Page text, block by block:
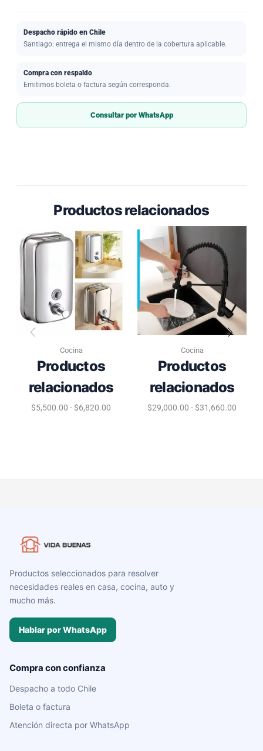
Despacho rápido en Chile
Santiago: entrega el mismo día dentro de la cobertura aplicable.
Compra con respaldo
Emitimos boleta o factura según corresponda.
Consultar por WhatsApp
Productos relacionados
Cocina
Productos
relacionados
$5,500.00 -$6,820.00
Cocina
Productos
relacionados
$29,000.00 -$31,660.00
Productos seleccionados para resolver
necesidades reales en casa, cocina, auto y
mucho más.
Hablar por WhatsApp
Compra con confianza
Despacho a todo Chile
Boleta o factura
Atención directa por WhatsApp